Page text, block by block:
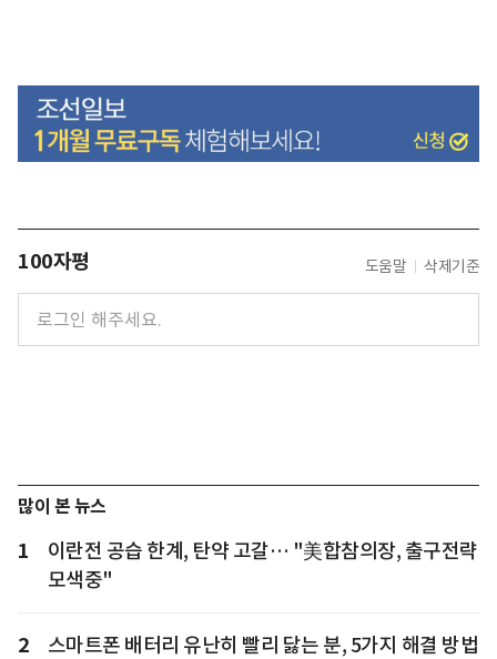
100자평 도움말 삭제기준
많이 본 뉴스
1
이란전 공습 한계, 탄약 고갈… "美합참의장, 출구전략
모색중"
2 스마트폰 배터리 유난히 빨리 닳는 분, 5가지 해결 방법